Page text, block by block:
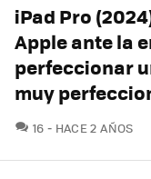
iPad Pro
Apple ante la
perfeccionar
muy
16 COMENTARIOS
HACE 2 AÑOS